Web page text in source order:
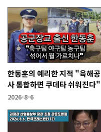
한동훈의 예리한 지적 "육해공
사 통합하면 쿠데타 쉬워진다"
2026-8-6